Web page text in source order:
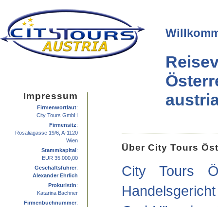
Über City Tours
City Tours
Impressum
Firmenwortlaut:
City Tours GmbH
Firmensitz:
Rosaliagasse 19/6, A-1120
Wien
Stammkapital:
EUR 35.000,00
Geschäftsführer:
Alexander Ehrlich
Prokuristin:
Katarina Bachner
Firmenbuchnummer: